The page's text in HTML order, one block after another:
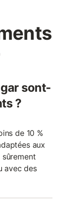
sont-
?
de 10 %
aux
avec des